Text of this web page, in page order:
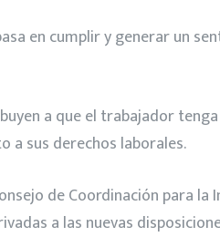
en cumplir y generar un
a que el trabajador
a sus derechos laborales.
de Coordinación para
a las nuevas